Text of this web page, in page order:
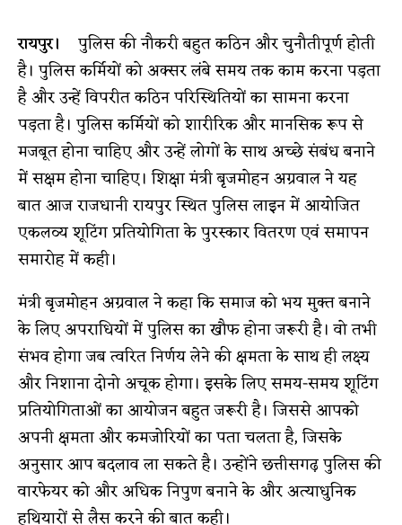
रायपुर।
पुलिस की नौकरी बहुत कठिन और चुनौतीपूर्ण होती
है। पुलिस कर्मियों को अक्सर लंबे समय तक काम करना पड़ता
है और उन्हें विपरीत कठिन परिस्थितियों का सामना करना
पड़ता है। पुलिस कर्मियों को शारीरिक और मानसिक रूप से
मजबूत होना चाहिए और उन्हें लोगों के साथ अच्छे संबंध बनाने
में सक्षम होना चाहिए। शिक्षा मंत्री बृजमोहन अग्रवाल ने यह
बात आज राजधानी रायपुर स्थित पुलिस लाइन में आयोजित
एकलव्य शूटिंग प्रतियोगिता के पुरस्कार वितरण एवं समापन
समारोह में कही।
मंत्री बृजमोहन अग्रवाल ने कहा कि समाज को भय मुक्त बनाने
के लिए अपराधियों में पुलिस का खौफ होना जरूरी है। वो तभी
संभव होगा जब त्वरित निर्णय लेने की क्षमता के साथ ही लक्ष्य
और निशाना दोनो अचूक होगा। इसके लिए समय-समय शूटिंग
प्रतियोगिताओं का आयोजन बहुत जरूरी है। जिससे आपको
अपनी क्षमता और कमजोरियों का पता चलता है, जिसके
अनुसार आप बदलाव ला सकते है। उन्होंने छत्तीसगढ़ पुलिस की
वारफेयर को और अधिक निपुण बनाने के और अत्याधुनिक
हथियारों से लैस करने की बात कही।